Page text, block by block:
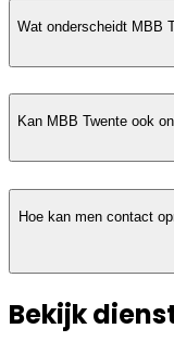
Wat onderscheidt MBB
Kan MBB Twente ook
Hoe kan men contact
Bekijk